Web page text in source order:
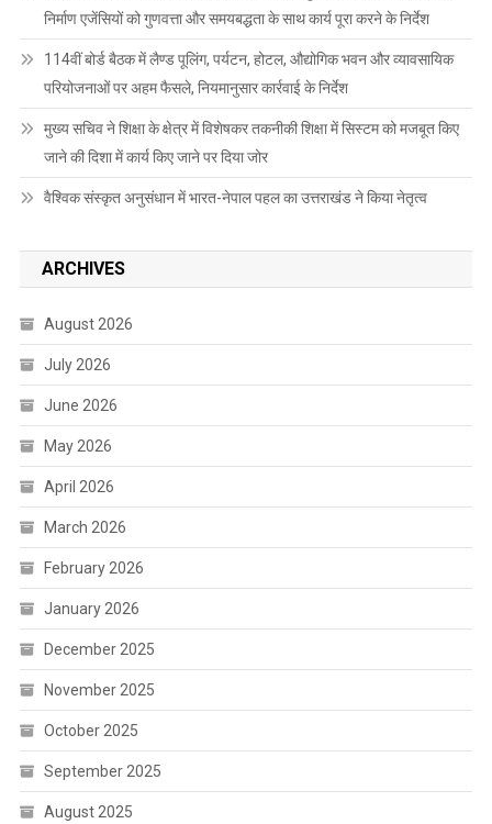
निर्माण एजेंसियों को गुणवत्ता और समयबद्धता के साथ कार्य पूरा करने के निर्देश
114वीं बोर्ड बैठक में लैण्ड पूलिंग, पर्यटन, होटल, औद्योगिक भवन और व्यावसायिक
परियोजनाओं पर अहम फैसले, नियमानुसार कार्रवाई के निर्देश
मुख्य सचिव ने शिक्षा के क्षेत्र में विशेषकर तकनीकी शिक्षा में सिस्टम को मजबूत किए
जाने की दिशा में कार्य किए जाने पर दिया जोर
वैश्विक संस्कृत अनुसंधान में भारत-नेपाल पहल का उत्तराखंड ने किया नेतृत्व
ARCHIVES
August 2026
July 2026
June 2026
May 2026
April 2026
March 2026
February 2026
January 2026
December 2025
November 2025
October 2025
September 2025
August 2025